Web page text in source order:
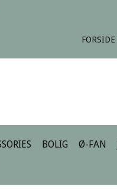
FORSIDE
BOLIG Ø-FAN